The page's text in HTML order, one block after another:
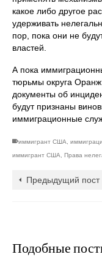
какое либо другое
удерживать
пор, пока они не
властей.
А пока
тюрьмы округа Оранж
документы об
будут признаны
иммиграционные
иммигрант США,
иммигрант США, Права
Предыдущий пост
Подобные